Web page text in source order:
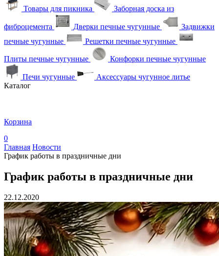
Товары для пикника Заборная доска из
фиброцемента Дверки печные чугунные
Задвижки
печные чугунные
Решетки печные чугунные
Плиты печные чугунные Конфорки печные чугунные
Печи чугунные
Аксессуары чугунное литье
Каталог
Корзина
0
Главная Новости
График работы в праздничные дни
График работы в праздничные дни
22.12.2020